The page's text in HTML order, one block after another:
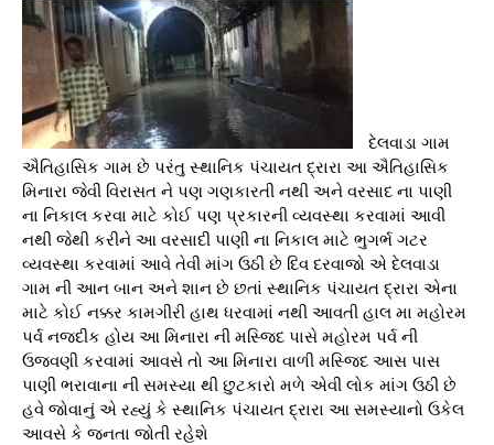
દેલવાડા ગામ
ઐતિહાસિક ગામ છે પરંતુ સ્થાનિક પંચાયત દ્રારા આ ઐતિહાસિક
મિનારા જેવી વિરાસત ને પણ ગણકારતી નથી અને વરસાદ ના પાણી
ના નિકાલ કરવા માટે કોઈ પણ પ્રકારની વ્યવસ્થા કરવામાં આવી
નથી જેથી કરીને આ વરસાદી પાણી ના નિકાલ માટે ભુગર્ભ ગટર
વ્યવસ્થા કરવામાં આવે તેવી માંગ ઉઠી છે દિવ દરવાજો એ દેલવાડા
ગામ ની આન બાન અને શાન છે છતાં સ્થાનિક પંચાયત દ્રારા એના
માટે કોઈ નક્કર કામગીરી હાથ ધરવામાં નથી આવતી હાલ મા મહોરમ
પર્વ નજદીક હોય આ મિનારા ની મસ્જિદ પાસે મહોરમ પર્વ ની
ઉજવણી કરવામાં આવસે તો આ મિનારા વાળી મસ્જિદ આસ પાસ
પાણી ભરાવાના ની સમસ્યા થી છુટકારો મળે એવી લોક માંગ ઉઠી છે
હવે જોવાનું એ રહ્યું કે સ્થાનિક પંચાયત દ્રારા આ સમસ્યાનો ઉકેલ
આવસે કે જનતા જોતી રહેશે